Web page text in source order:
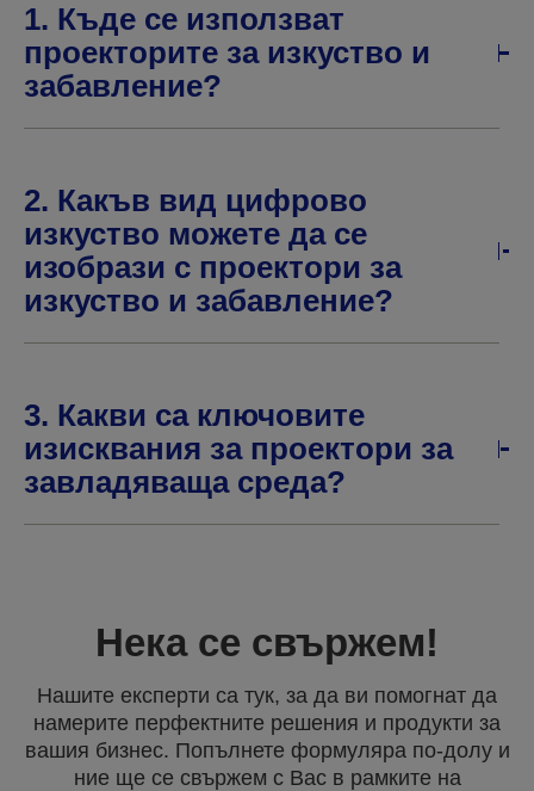
1. Къде се използват
проекторите за изкуство и
забавление?
2. Какъв вид цифрово
изкуство можете да се
изобрази с проектори за
изкуство и забавление?
3. Какви са ключовите
изисквания за проектори за
завладяваща среда?
Нека се свържем!
Нашите експерти са тук, за да ви помогнат да
намерите перфектните решения и продукти за
вашия бизнес. Попълнете формуляра по-долу и
ние ще се свържем с Вас в рамките на